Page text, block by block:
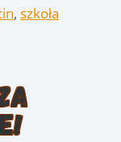
, szkoła